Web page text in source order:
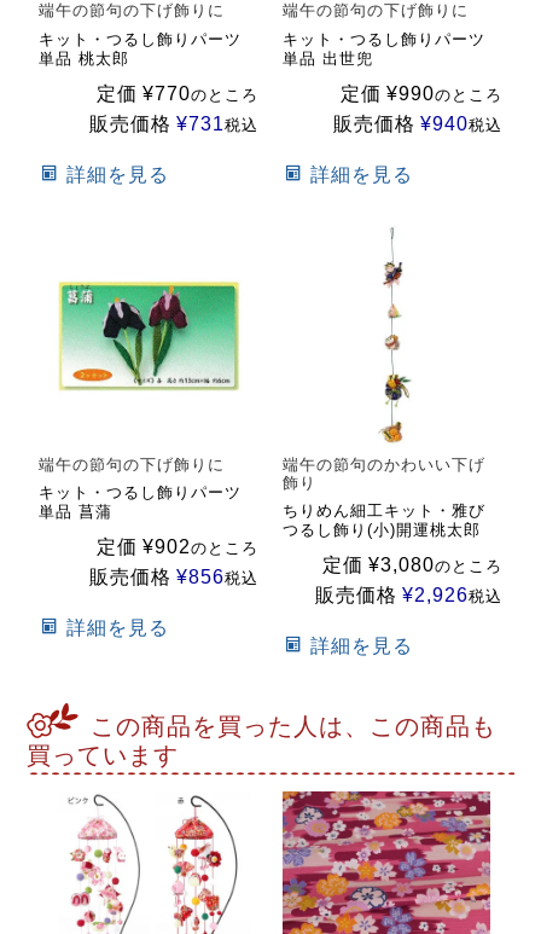
端午の節句の下げ飾りに
キット・つるし飾りパーツ
単品 桃太郎
定価 ¥770のところ
販売価格 ¥731税込
詳細を見る
端午の節句の下げ飾りに
キット・つるし飾りパーツ
単品 出世兜
定価 ¥990のところ
販売価格 ¥940税込
詳細を見る
端午の節句の下げ飾りに
キット・つるし飾りパーツ
単品 菖蒲
定価 ¥902のところ
販売価格 ¥856税込
詳細を見る
端午の節句のかわいい下げ
飾り
ちりめん細工キット・雅び
つるし飾り(小)開運桃太郎
定価 ¥3,080のところ
販売価格 ¥2,926税込
詳細を見る
この商品を買った人は、この商品も
買っています